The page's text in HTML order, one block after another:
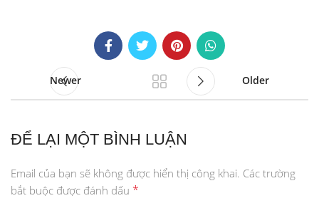
Newer Older
ĐỂ LẠI MỘT BÌNH LUẬN
Email của bạn sẽ không được hiển thị công khai. Các trường
bắt buộc được đánh dấu *